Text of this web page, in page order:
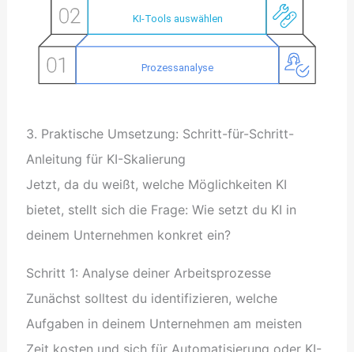
3. Praktische Umsetzung: Schritt-für-Schritt-
Anleitung für KI-Skalierung
Jetzt, da du weißt, welche Möglichkeiten KI
bietet, stellt sich die Frage: Wie setzt du KI in
deinem Unternehmen konkret ein?
Schritt 1: Analyse deiner Arbeitsprozesse
Zunächst solltest du identifizieren, welche
Aufgaben in deinem Unternehmen am meisten